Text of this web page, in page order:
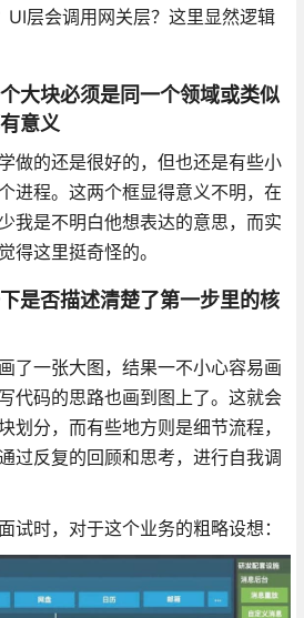
UI层会调用网关层？这里显然逻辑
大块必须是同一个领域或类似
意义
做的还是很好的，但也还是有些小
进程。这两个框显得意义不明，在
我是不明白他想表达的意思，而实
得这里挺奇怪的。
是否描述清楚了第一步里的核
了一张大图，结果一不小心容易画
代码的思路也画到图上了。这就会
划分，而有些地方则是细节流程，
过反复的回顾和思考，进行自我调
试时，对于这个业务的粗略设想：